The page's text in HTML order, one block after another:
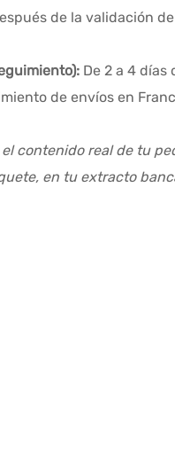
de la validación
De 2 a 4 días
de envíos en
contenido real de tu
en tu extracto